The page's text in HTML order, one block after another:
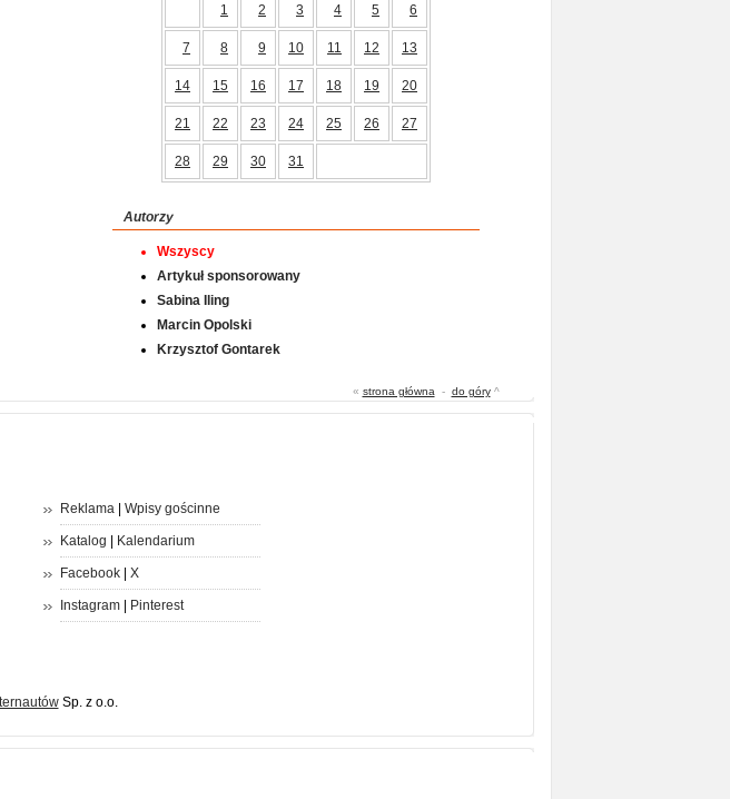
1
2 3 4 5 6
7 8 9 10 11 12 13
14 15 16 17 18 19 20
21 22 23 24 25 26 27
28 29 30 31
Autorzy
Wszyscy
Artykuł sponsorowany
Sabina Iling
Marcin Opolski
Krzysztof Gontarek
« strona główna - do góry^
Reklama| Wpisy gościnne
Katalog | Kalendarium
Facebook| X
Instagram| Pinterest
Sp. z o.o.